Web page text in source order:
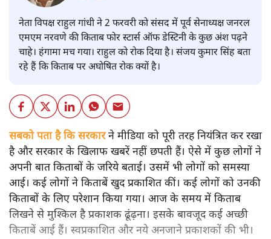
नेता विपक्ष राहुल गांधी ने 2 फरवरी को संसद में पूर्व सेनाध्यक्ष जनरल
एमएम नरवणे की किताब फोर स्टार्स ऑफ डेस्टिनी के कुछ अंश पढ़ने
चाहे। हंगामा मच गया। राहुल को रोक दिया है। संजय कुमार सिंह बता
रहे हैं कि किताब पर अघोषित रोक क्यों है।
सबको पता है कि सरकारने मीडिया को पूरी तरह नियंत्रित कर रखा
है और सरकार के खिलाफ खबरें नहीं छपती हैं। ऐसे में कुछ लोगों ने
अपनी बात किताबों के जरिये बताई। उसमें भी लोगों को समस्या
आई। कई लोगों ने किताबें खुद प्रकाशित कीं। कई लोगों को उनकी
किताबों के लिए परेशान किया गया। आज के समय में किताब
लिखने से मुश्किल है प्रकाशक ढूंढ़ना। इसके बावजूद कई अच्छी
किताबें आई हैं। स्वप्रकाशित और नये अनजाने प्रकाशकों की भी।